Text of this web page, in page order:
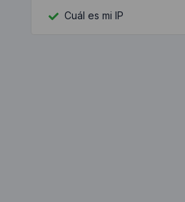
Cuál es mi IP